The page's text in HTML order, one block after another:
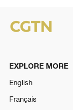
EXPLORE MORE
English
Français